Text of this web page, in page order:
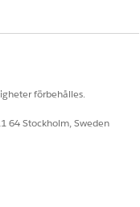
förbehålles.
64 Stockholm, Sweden